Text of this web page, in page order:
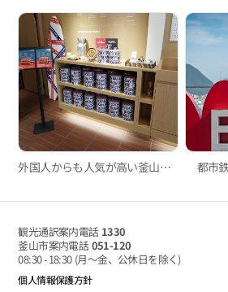
外国人からも人気が高い釜山のスイーツカフェ3選 都市
観光通訳案内電話 1330
釜山市案内電話051-120
08:30 - 18:30 (月～金、公休日を除く)
個人情報保護方針